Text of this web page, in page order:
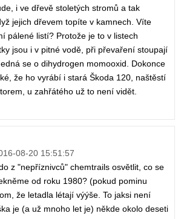
i ve dřevě stoletých stromů a tak
jejich dřevem topíte v kamnech. Víte
pálené listí? Protože je to v listech
jsou i v pitné vodě, při převaření stoupají
se o dihydrogen momooxid. Dokonce
že ho vyrábí i stará Škoda 120, naštěstí
u zahřátého už to není vidět.
08-20 15:51:57
z "nepříznivců" chemtrails osvětlit, co se
od roku 1980? (pokud pominu
že letadla létají výýše. To jaksi není
je (a už mnoho let je) někde okolo deseti